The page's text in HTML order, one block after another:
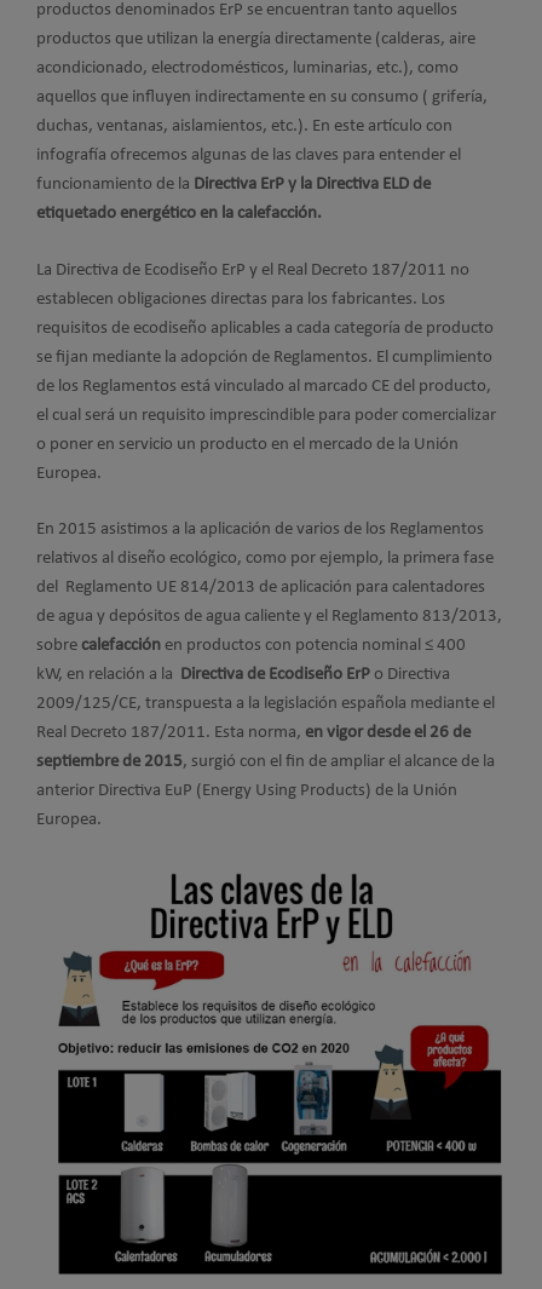
productos denominados ErP se encuentran tanto aquellos
productos que utilizan la energía directamente (calderas, aire
acondicionado, electrodomésticos, luminarias, etc.), como
aquellos que influyen indirectamente en su consumo ( grifería,
duchas, ventanas, aislamientos, etc.). En este artículo con
infografía ofrecemos algunas de las claves para entender el
funcionamiento de la Directiva ErP y la Directiva ELD de
etiquetado energético en la calefacción.
La Directiva de Ecodiseño ErP y el Real Decreto 187/2011 no
establecen obligaciones directas para los fabricantes. Los
requisitos de ecodiseño aplicables a cada categoría de producto
se fijan mediante la adopción de Reglamentos. El cumplimiento
de los Reglamentos está vinculado al marcado CE del producto,
el cual será un requisito imprescindible para poder comercializar
o poner en servicio un producto en el mercado de la Unión
Europea.
En 2015 asistimos a la aplicación de varios de los Reglamentos
relativos al diseño ecológico, como por ejemplo, la primera fase
del Reglamento UE 814/2013 de aplicación para calentadores
de agua y depósitos de agua caliente y el Reglamento 813/2013,
sobre calefacción en productos con potencia nominal ≤ 400
kW, en relación a la Directiva de Ecodiseño ErP o Directiva
2009/125/CE, transpuesta a la legislación española mediante el
Real Decreto 187/2011. Esta norma, en vigor desde el 26 de
septiembre de 2015, surgió con el fin de ampliar el alcance de la
anterior Directiva EuP (Energy Using Products) de la Unión
Europea.